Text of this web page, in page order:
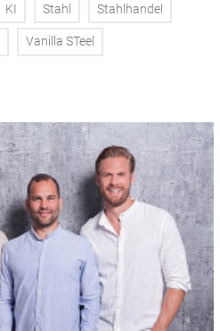
KI Stahl Stahlhandel
Vanilla STeel